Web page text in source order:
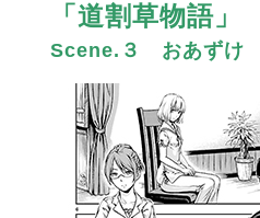
「道割草物語」
Scene.３ おあずけ